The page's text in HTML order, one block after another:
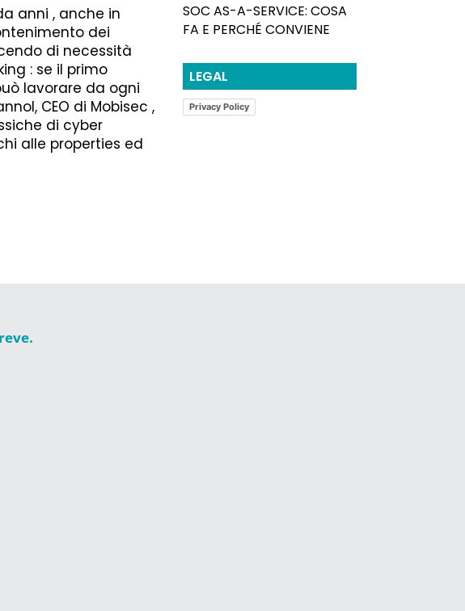
anni , anche in
dei
di necessità
: se il primo
lavorare da ogni
CEO di Mobisec ,
di cyber
alle properties ed
SOC AS-A-SERVICE: COSA
FA E PERCHÉ CONVIENE
LEGAL
Privacy Policy